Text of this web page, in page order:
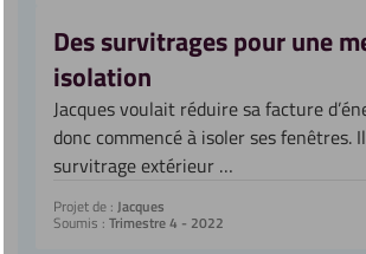
Des survitrages pour une
isolation
Jacques voulait réduire sa facture
donc commencé à isoler ses fenêtres.
survitrage extérieur …
Projet de : Jacques
Soumis : Trimestre 4 - 2022